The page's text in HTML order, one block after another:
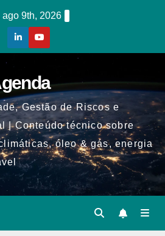
ago 9th, 2026
Gestão de Riscos e
| Conteúdo técnico sobre
óleo & gás, energia